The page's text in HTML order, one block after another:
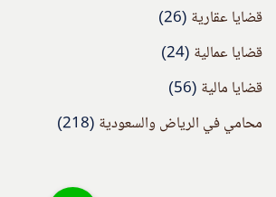
قضايا عقارية (26)
قضايا عمالية (24)
قضايا مالية (56)
محامي في الرياض والسعودية (218)